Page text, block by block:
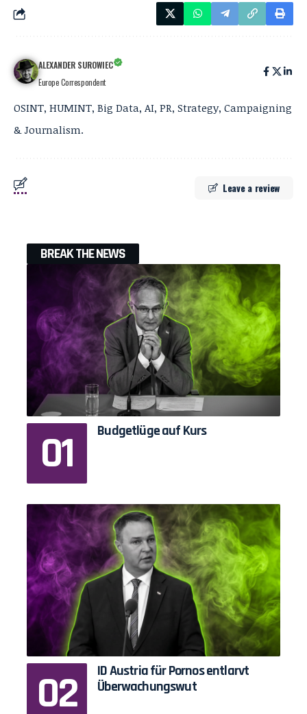
ALEXANDER SUROWIEC
Europe Correspondent
OSINT, HUMINT, Big Data, AI, PR, Strategy, Campaigning
& Journalism.
Leave a review
BREAK THE NEWS
Budgetlüge auf Kurs
ID Austria für Pornos entlarvt
Überwachungswut